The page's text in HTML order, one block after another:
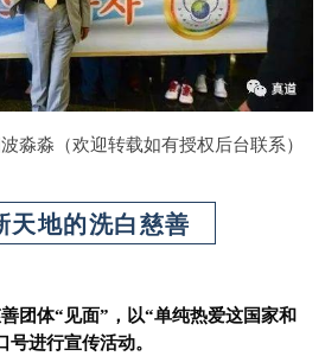
淼淼（欢迎转载如有授权后台联系）
天地的洗白慈善
团体“见面”，以“单纯热爱这国家和
号进行宣传活动。